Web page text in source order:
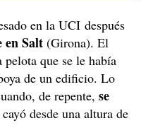
en la UCI después
en Salt (Girona). El
que se le había
de un edificio. Lo
de repente, se
desde una altura de